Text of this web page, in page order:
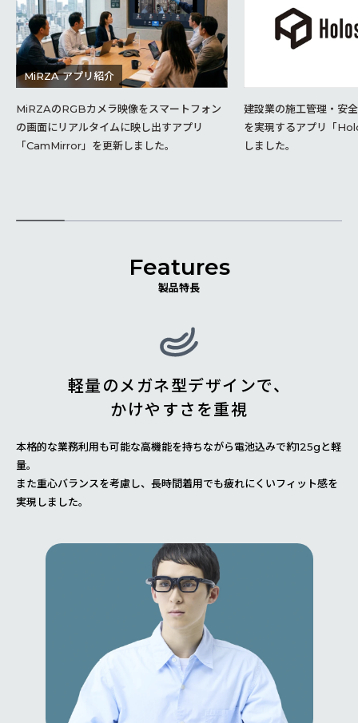
MiRZA アプリ紹介
MiRZAのRGBカメラ映像をスマートフォン
の画面にリアルタイムに映し出すアプリ
「CamMirror」を更新しました。
建設業の施工管理・安
を実現するアプリ「
しました。
Features
製品特長
軽量のメガネ型デザインで、
かけやすさを重視
本格的な業務利用も可能な高機能を持ちながら電池込みで約125gと軽
量。
また重心バランスを考慮し、長時間着用でも疲れにくいフィット感を
実現しました。